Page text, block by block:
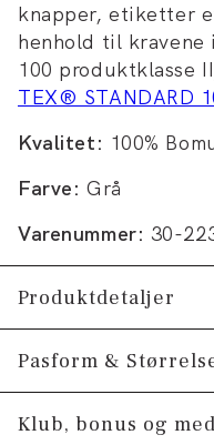
knapper, etiketter
henhold til kravene
100 produktklasse
TEX® STANDARD
Kvalitet: 100%
Farve: Grå
Varenummer: 30-
Produktdetaljer
Certificeret med
100.
Fremstillet i
Pasform &
Fit:Relaxed fit
Klub, bonus og